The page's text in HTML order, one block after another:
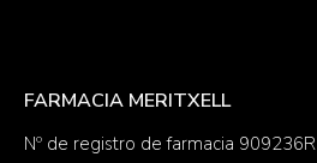
FARMACIA MERITXELL
Nº de registro de farmacia 909236R